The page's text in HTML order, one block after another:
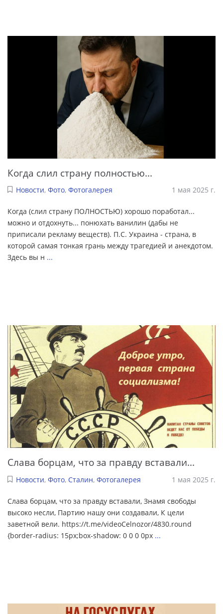
Когда слил страну полностью...
Новости, Фото, Фотогалерея 1 мая 2025 г.
Когда (слил страну ПОЛНОСТЬЮ) хорошо поработал...
можно и отдохнуть... понюхать ванилин (дабы не
приписали рекламу веществ). П.С. Украина - страна, в
которой самая тонкая грань между трагедией и анекдотом.
Здесь вы н ...
Слава борцам, что за правду вставали...
Новости, Фото, Сталин, Фотогалерея 1 мая 2025 г.
Слава борцам, что за правду вставали, Знамя свободы
высоко несли, Партию нашу они создавали, К цели
заветной вели. https://t.me/videoCelnozor/4830.round
{border-radius: 15px;box-shadow: 0 0 0 0px ...